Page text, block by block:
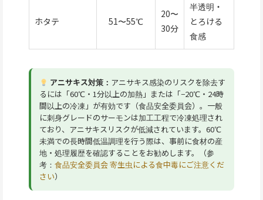
ホタテ 51〜55℃
20〜
30分
半透明・
とろける
食感
アニサキス対策： アニサキス感染のリスクを除去す
るには「60℃・1分以上の加熱」または「−20℃・24時
間以上の冷凍」が有効です（食品安全委員会）。一般
に刺身グレードのサーモンは加工工程で冷凍処理され
ており、アニサキスリスクが低減されています。60℃
未満での長時間低温調理を行う際は、事前に食材の産
地・処理履歴を確認することをお勧めします。（参
考： 食品安全委員会 寄生虫による食中毒にご注意くだ
さい）